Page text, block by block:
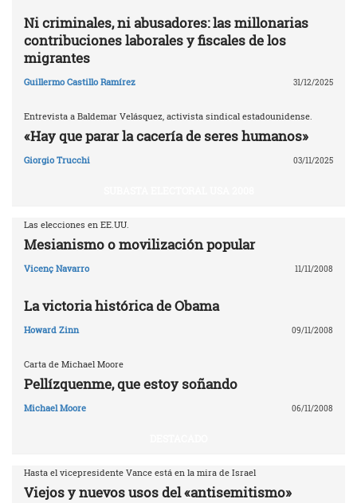
Ni criminales, ni abusadores: las millonarias
contribuciones laborales y fiscales de los
migrantes
Guillermo Castillo Ramírez 31/12/2025
Entrevista a Baldemar Velásquez, activista sindical estadounidense.
«Hay que parar la cacería de seres humanos»
Giorgio Trucchi 03/11/2025
Las elecciones en EE.UU.
Mesianismo o movilización popular
Vicenç Navarro 11/11/2008
La victoria histórica de Obama
Howard Zinn 09/11/2008
Carta de Michael Moore
Pellízquenme, que estoy soñando
Michael Moore 06/11/2008
Hasta el vicepresidente Vance está en la mira de Israel
Viejos y nuevos usos del «antisemitismo»